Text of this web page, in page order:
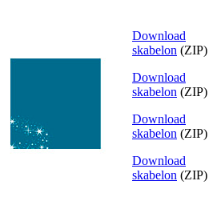
Download
skabelon (ZIP)
Download
skabelon (ZIP)
Download
skabelon (ZIP)
Download
skabelon (ZIP)